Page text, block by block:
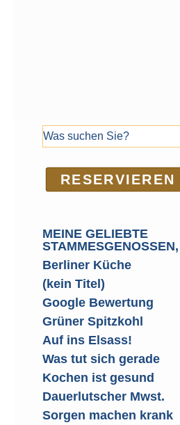
RE­SER­VIEREN
MEINE GELIEBTE
STAMMESGENOSSEN,
Berliner Küche
(kein Titel)
Google Bewertung
Grüner Spitzkohl
Auf ins Elsass!
Was tut sich gerade
Kochen ist gesund
Dauerlutscher Mwst.
Sorgen machen krank